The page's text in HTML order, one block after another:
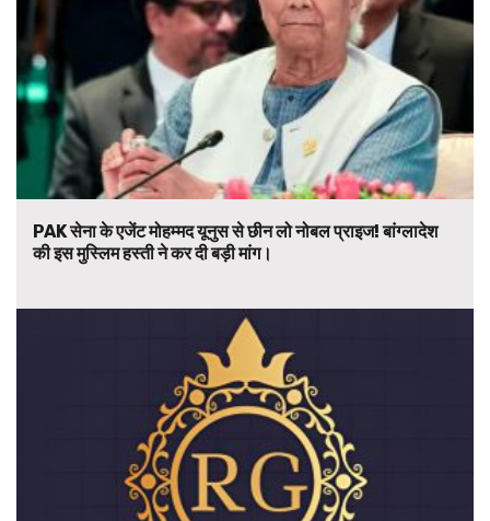
PAK सेना के एजेंट मोहम्मद यूनुस से छीन लो नोबल प्राइज! बांग्लादेश
की इस मुस्लिम हस्ती ने कर दी बड़ी मांग।